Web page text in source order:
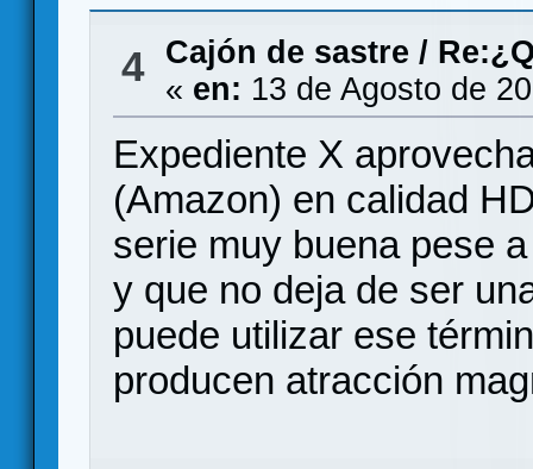
4 Cajón de sastre /
« en: 13 de Agosto de
Expediente X
(Amazon) en calidad
serie muy buena pese
y que no deja de ser
puede utilizar ese
producen atracción